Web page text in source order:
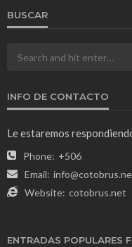
BUSCAR
INFO DE CONTACTO
Le estaremos
Phone: +506
Email:
Website: cotobrus.net
ENTRADAS POPULARES